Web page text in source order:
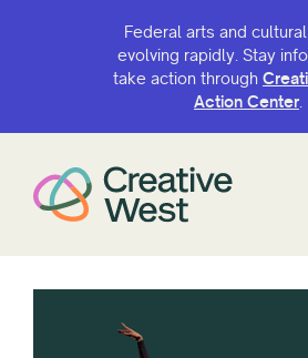
Federal arts and
evolving rapidly. Stay
take action through
Action Center.